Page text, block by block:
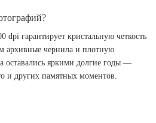
dpi гарантирует кристальную четкость
архивные чернила и плотную
оставались яркими долгие годы —
и других памятных моментов.